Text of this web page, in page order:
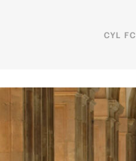
CYL FC